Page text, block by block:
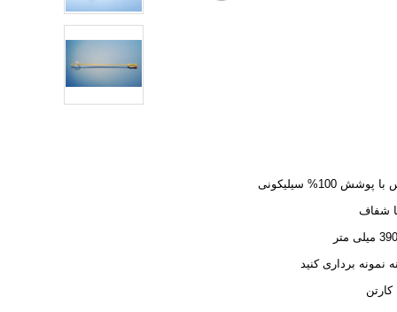
100% سیلیکونی
شفاف
متر
نمونه برداری کنید